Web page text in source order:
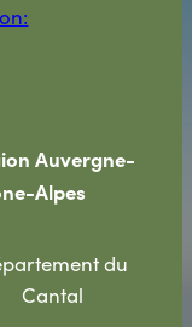
Auvergne-
Alpes
du
Cantal